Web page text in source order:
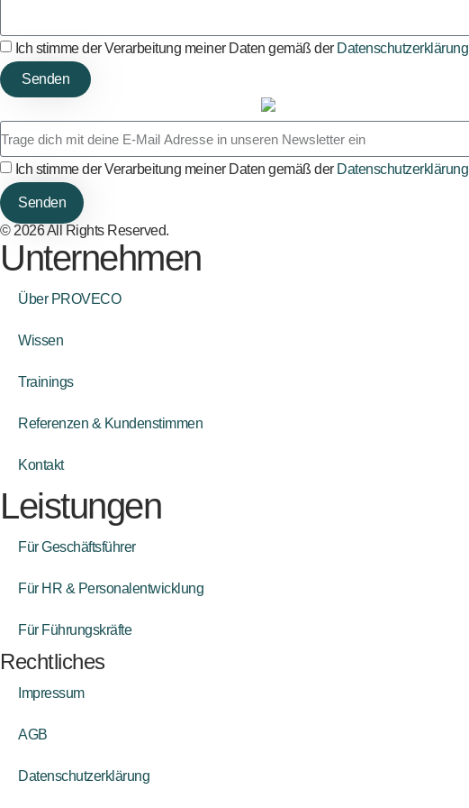
Ich stimme der Verarbeitung meiner Daten gemäß der Datenschutzerklärung
Senden
Ich stimme der Verarbeitung meiner Daten gemäß der Datenschutzerklärung
Senden
© 2026 All Rights Reserved.
Unternehmen
Über PROVECO
Wissen
Trainings
Referenzen & Kundenstimmen
Kontakt
Leistungen
Für Geschäftsführer
Für HR & Personalentwicklung
Für Führungskräfte
Rechtliches
Impressum
AGB
Datenschutzerklärung